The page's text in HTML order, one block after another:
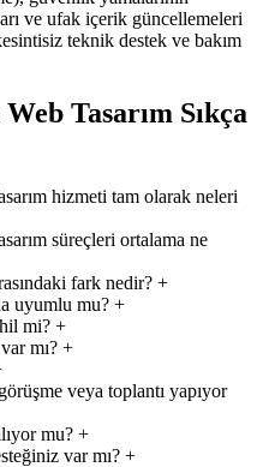
ve ufak içerik güncellemeleri
teknik destek ve bakım
Tasarım Sıkça
hizmeti tam olarak neleri
süreçleri ortalama ne
fark nedir? +
uyumlu mu? +
mi? +
mı? +
veya toplantı yapıyor
mu? +
var mı? +